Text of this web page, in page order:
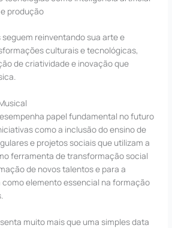
produção
reinventando sua arte e
culturais e tecnológicas,
de criatividade e inovação que
papel fundamental no futuro
como a inclusão do ensino de
e projetos sociais que utilizam a
ferramenta de transformação social
de novos talentos e para a
elemento essencial na formação
muito mais que uma simples data